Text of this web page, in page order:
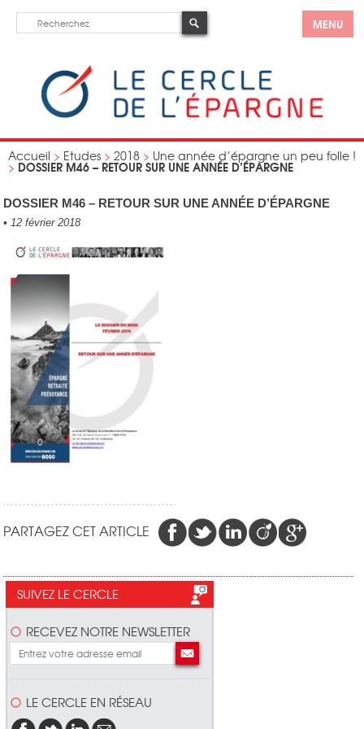
MENU
Accueil > Etudes > 2018 > Une année d’épargne un peu folle !
> DOSSIER M46 – RETOUR SUR UNE ANNÉE D’ÉPARGNE
DOSSIER M46 – RETOUR SUR UNE ANNÉE D’ÉPARGNE
• 12 février 2018
PARTAGEZ CET ARTICLE
SUIVEZ LE CERCLE
RECEVEZ NOTRE NEWSLETTER
LE CERCLE EN RÉSEAU